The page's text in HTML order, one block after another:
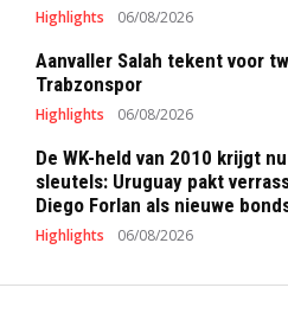
Highlights 06/08/2026
Aanvaller Salah tekent voor
Trabzonspor
Highlights 06/08/2026
De WK-held van 2010 krijgt
sleutels: Uruguay pakt
Diego Forlan als nieuwe
Highlights 06/08/2026